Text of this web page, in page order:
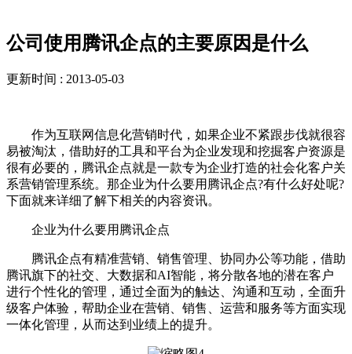
公司使用腾讯企点的主要原因是什么
更新时间 : 2013-05-03
作为互联网信息化营销时代，如果企业不紧跟步伐就很容
易被淘汰，借助好的工具和平台为企业发现和挖掘客户资源是
很有必要的，腾讯企点就是一款专为企业打造的社会化客户关
系营销管理系统。那企业为什么要用腾讯企点?有什么好处呢?
下面就来详细了解下相关的内容资讯。
企业为什么要用腾讯企点
腾讯企点有精准营销、销售管理、协同办公等功能，借助
腾讯旗下的社交、大数据和AI智能，将分散各地的潜在客户
进行个性化的管理，通过全面为的触达、沟通和互动，全面升
级客户体验，帮助企业在营销、销售、运营和服务等方面实现
一体化管理，从而达到业绩上的提升。